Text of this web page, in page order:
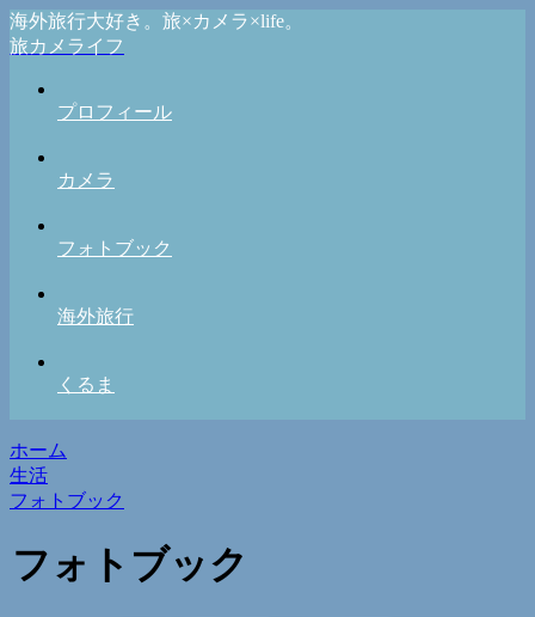
海外旅行大好き。旅×カメラ×life。
旅カメライフ
プロフィール
カメラ
フォトブック
海外旅行
くるま
ホーム
生活
フォトブック
フォトブック